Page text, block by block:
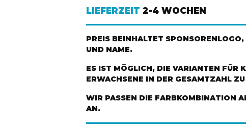
LIEFERZEIT 2-4 WOCHEN
PREIS BEINHALTET
UND NAME.
ES IST MÖGLICH, DIE VARIANTEN FÜR
ERWACHSENE IN DER GESAMTZAHL
WIR PASSEN DIE FARBKOMBINATION
AN.